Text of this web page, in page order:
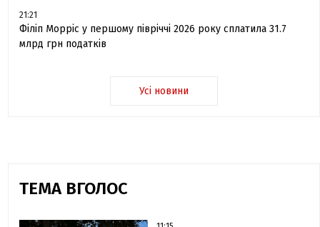
21:21
Філіп Морріс у першому півріччі 2026 року сплатила 31.7
млрд грн податків
Усі новини
ТЕМА ВГОЛОС